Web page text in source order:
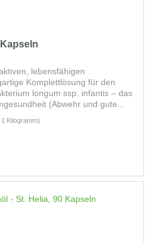
lebensfähigen
Komplettlösung für den
longum ssp. infantis – das
(Abwehr und gute...
Kilogramm)